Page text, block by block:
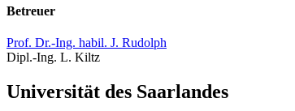
Betreuer
Prof. Dr.-Ing. habil. J. Rudolph
Dipl.-Ing. L. Kiltz
Universität des Saarlandes